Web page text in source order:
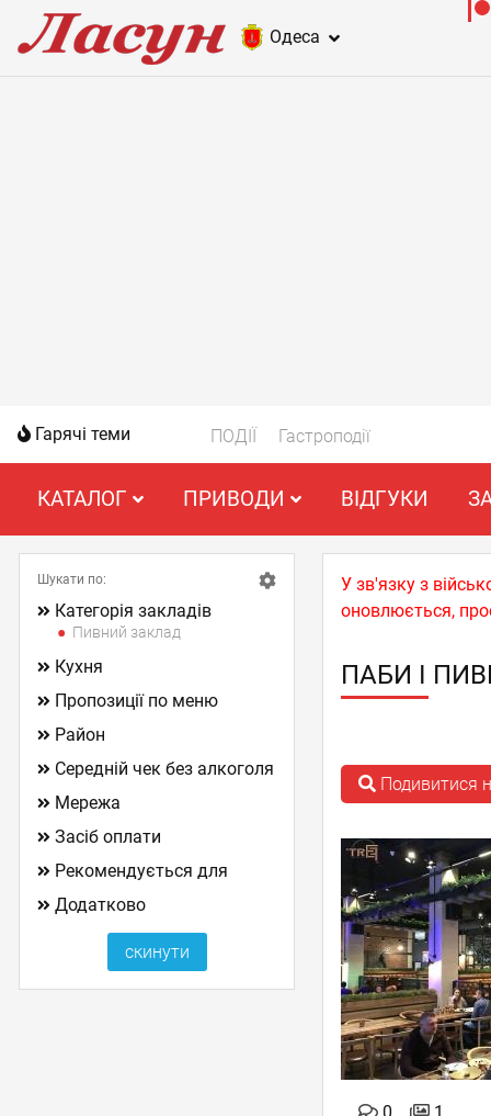
Одеса
Гарячі теми ПОДІЇ Гастроподії
КАТАЛОГ ПРИВОДИ ВІДГУКИ
У зв'язку з
оновлюється,
ПАБИ І
Подивитися
Шукати по:
Категорія закладів
Пивний заклад
Кухня
Пропозиції по меню
Район
Середній чек без алкоголя
Мережа
Засіб оплати
Рекомендується для
Додатково